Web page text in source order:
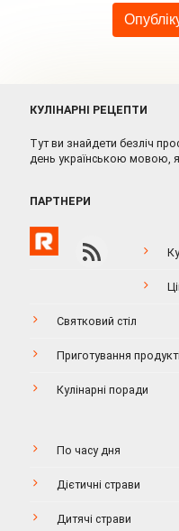
КУЛІНАРНІ РЕЦЕПТИ
Тут ви знайдети безліч
день українською мовою,
ПАРТНЕРИ
Святковий стіл
Приготування
Кулінарні поради
По часу дня
Дієтичні страви
Дитячі страви